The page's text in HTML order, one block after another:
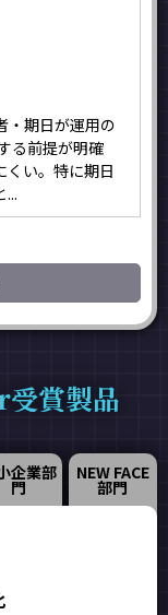
・期日が運用の
る前提が明確
くい。特に期日
...
賞製品
企業部
門
NEW FACE
部門